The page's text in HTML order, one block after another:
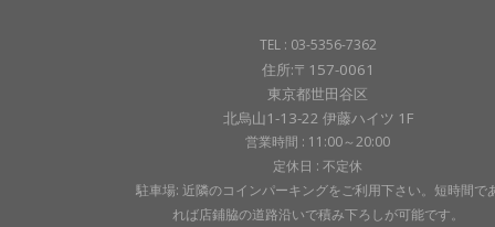
TEL : 03-5356-7362
住所:〒157-0061
東京都世田谷区
北烏山1-13-22 伊藤ハイツ 1F
営業時間 : 11:00～20:00
定休日 : 不定休
駐車場: 近隣のコインパーキングをご利用下さい。短時間で
れば店鋪脇の道路沿いで積み下ろしが可能です。